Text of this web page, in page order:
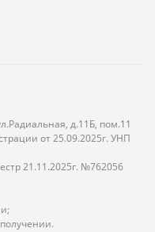
д.11Б, пом.11
от 25.09.2025г. УНП
21.11.2025г. №762056